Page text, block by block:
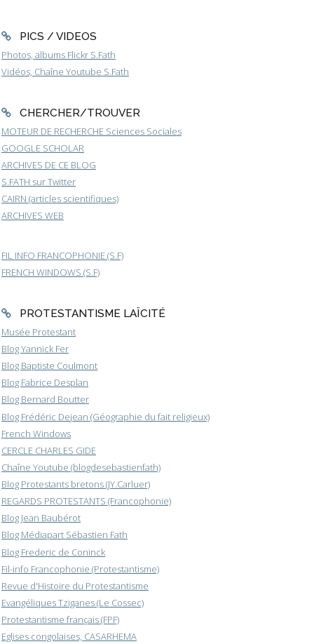
PICS / VIDEOS
Photos, albums Flickr S.Fath
Vidéos, Chaîne Youtube S.Fath
CHERCHER/TROUVER
MOTEUR DE RECHERCHE Sciences Sociales
GOOGLE SCHOLAR
ARCHIVES DE CE BLOG
S.FATH sur Twitter
CAIRN (articles scientifiques)
ARCHIVES WEB
FIL INFO FRANCOPHONIE (S.F)
FRENCH WINDOWS (S.F)
PROTESTANTISME LAÏCITÉ
Musée Protestant
Blog Yannick Fer
Blog Baptiste Coulmont
Blog Fabrice Desplan
Blog Bernard Boutter
Blog Frédéric Dejean (Géographie du fait religieux)
French Windows
CERCLE CHARLES GIDE
Chaîne Youtube (blogdesebastienfath)
Blog Protestants bretons (JY.Carluer)
REGARDS PROTESTANTS (Francophonie)
Blog Jean Baubérot
Blog Médiapart Sébastien Fath
Blog Frederic de Coninck
Fil-info Francophonie (Protestantisme)
Revue d'Histoire du Protestantisme
Evangéliques Tziganes (Le Cossec)
Protestantisme français (FPF)
Eglises congolaises, CASARHEMA